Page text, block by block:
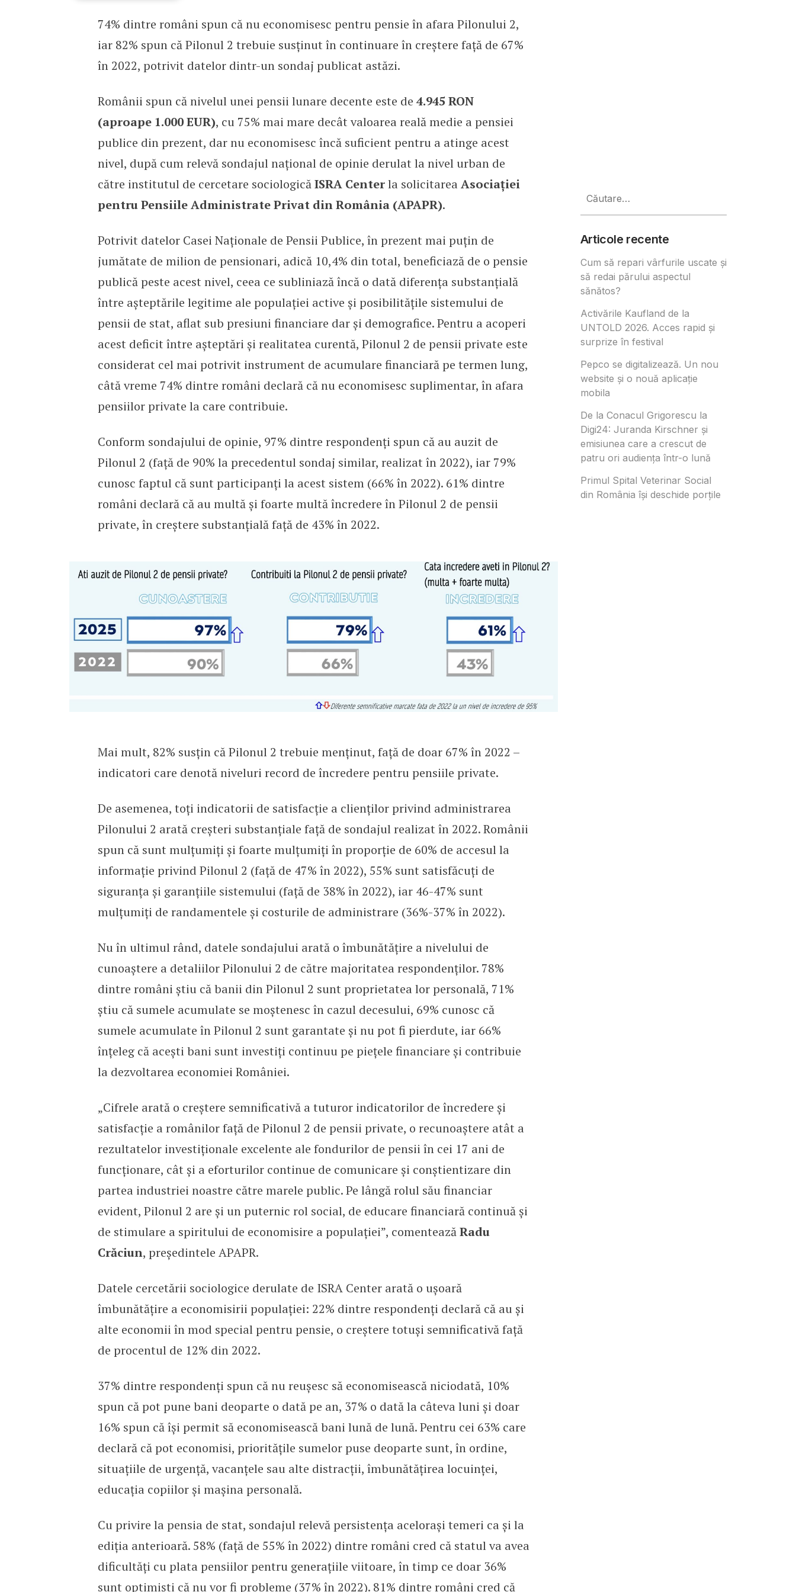
SONDAJ APAPR: 74% dintre români spun că nu economisesc pentru pensie în afara
74% dintre români spun că nu economisesc pentru pensie în afara Pilonului 2,
iar 82% spun că Pilonul 2 trebuie susținut în continuare în creștere față de 67%
în 2022, potrivit datelor dintr-un sondaj publicat astăzi.
Românii spun că nivelul unei pensii lunare decente este de 4.945 RON
(aproape 1.000 EUR), cu 75% mai mare decât valoarea reală medie a pensiei
publice din prezent, dar nu economisesc încă suficient pentru a atinge acest
nivel, după cum relevă sondajul național de opinie derulat la nivel urban de
către institutul de cercetare sociologicăISRA Centerla solicitarea Asociației
pentru Pensiile Administrate Privat din România (APAPR).
Potrivit datelor Casei Naționale de Pensii Publice, în prezent mai puțin de
jumătate de milion de pensionari, adică 10,4% din total, beneficiază de o pensie
publică peste acest nivel, ceea ce subliniază încă o dată diferența substanțială
între așteptările legitime ale populației active și posibilitățile sistemului de
pensii de stat, aflat sub presiuni financiare dar și demografice. Pentru a acoperi
acest deficit între așteptări și realitatea curentă, Pilonul 2 de pensii private este
considerat cel mai potrivit instrument de acumulare financiară pe termen lung,
câtă vreme 74% dintre români declară că nu economisesc suplimentar, în afara
pensiilor private la care contribuie.
Conform sondajului de opinie, 97% dintre respondenți spun că au auzit de
Pilonul 2 (față de 90% la precedentul sondaj similar, realizat în 2022), iar 79%
cunosc faptul că sunt participanți la acest sistem (66% în 2022). 61% dintre
români declară că au multă și foarte multă încredere în Pilonul 2 de pensii
private, în creștere substanțială față de 43% în 2022.
Mai mult, 82% susțin că Pilonul 2 trebuie menținut, față de doar 67% în 2022 –
indicatori care denotă niveluri record de încredere pentru pensiile private.
De asemenea, toți indicatorii de satisfacție a clienților privind administrarea
Pilonului 2 arată creșteri substanțiale față de sondajul realizat în 2022. Românii
spun că sunt mulțumiți și foarte mulțumiți în proporție de 60% de accesul la
informație privind Pilonul 2 (față de 47% în 2022), 55% sunt satisfăcuți de
siguranța și garanțiile sistemului (față de 38% în 2022), iar 46-47% sunt
mulțumiți de randamentele și costurile de administrare (36%-37% în 2022).
Nu în ultimul rând, datele sondajului arată o îmbunătățire a nivelului de
cunoaștere a detaliilor Pilonului 2 de către majoritatea respondenților. 78%
dintre români știu că banii din Pilonul 2 sunt proprietatea lor personală, 71%
știu că sumele acumulate se moștenesc în cazul decesului, 69% cunosc că
sumele acumulate în Pilonul 2 sunt garantate și nu pot fi pierdute, iar 66%
înțeleg că acești bani sunt investiți continuu pe piețele financiare și contribuie
la dezvoltarea economiei României.
„Cifrele arată o creștere semnificativă a tuturor indicatorilor de încredere și
satisfacție a românilor față de Pilonul 2 de pensii private, o recunoaștere atât a
rezultatelor investiționale excelente ale fondurilor de pensii în cei 17 ani de
funcționare, cât și a eforturilor continue de comunicare și conștientizare din
partea industriei noastre către marele public. Pe lângă rolul său financiar
evident, Pilonul 2 are și un puternic rol social, de educare financiară continuă și
de stimulare a spiritului de economisire a populației”, comenteazăRadu
Crăciun, președintele APAPR.
Datele cercetării sociologice derulate de ISRA Center arată o ușoară
îmbunătățire a economisirii populației: 22% dintre respondenți declară că au și
alte economii în mod special pentru pensie, o creștere totuși semnificativă față
de procentul de 12% din 2022.
37% dintre respondenți spun că nu reușesc să economisească niciodată, 10%
spun că pot pune bani deoparte o dată pe an, 37% o dată la câteva luni și doar
16% spun că își permit să economisească bani lună de lună. Pentru cei 63% care
declară că pot economisi, prioritățile sumelor puse deoparte sunt, în ordine,
situațiile de urgență, vacanțele sau alte distracții, îmbunătățirea locuinței,
educația copiilor și mașina personală.
Cu privire la pensia de stat, sondajul relevă persistența acelorași temeri ca și la
ediția anterioară. 58% (față de 55% în 2022) dintre români cred că statul va avea
dificultăți cu plata pensiilor pentru generațiile viitoare, în timp ce doar 36%
sunt optimiști că nu vor fi probleme (37% în 2022). 81% dintre români cred că
după:
Articole recente
Cum să repari vârfurile uscate și
să redai părului aspectul
sănătos?
Activările Kaufland de la
UNTOLD 2026. Acces rapid și
surprize în festival
Pepco se digitalizează. Un nou
website și o nouă aplicație
mobila
De la Conacul Grigorescu la
Digi24: Juranda Kirschner și
emisiunea care a crescut de
patru ori audiența într-o lună
Primul Spital Veterinar Social
din România își deschide porțile